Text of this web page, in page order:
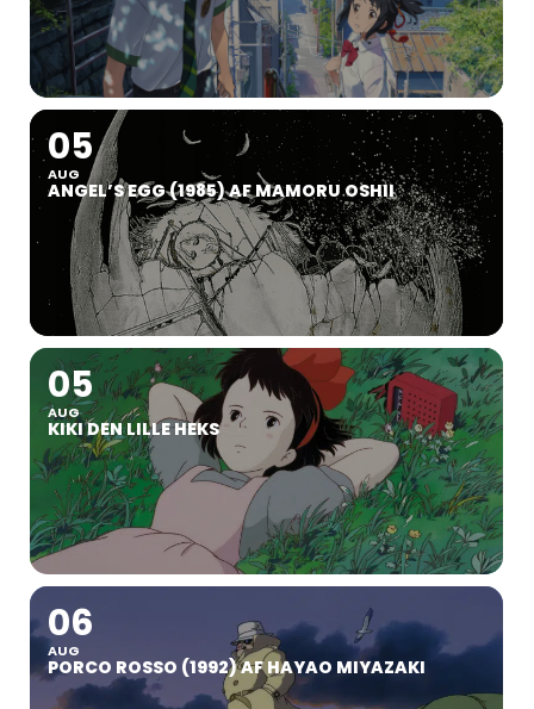
05
AUG
ANGEL’S EGG (1985) AF MAMORU OSHII
05
AUG
KIKI DEN LILLE HEKS
06
AUG
PORCO ROSSO (1992) AF HAYAO MIYAZAKI